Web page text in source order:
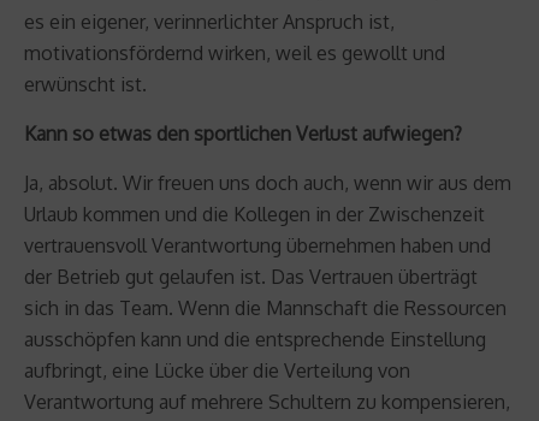
es ein eigener, verinnerlichter Anspruch ist,
motivationsfördernd wirken, weil es gewollt und
erwünscht ist.
Kann so etwas den sportlichen Verlust aufwiegen?
Ja, absolut. Wir freuen uns doch auch, wenn wir aus dem
Urlaub kommen und die Kollegen in der Zwischenzeit
vertrauensvoll Verantwortung übernehmen haben und
der Betrieb gut gelaufen ist. Das Vertrauen überträgt
sich in das Team. Wenn die Mannschaft die Ressourcen
ausschöpfen kann und die entsprechende Einstellung
aufbringt, eine Lücke über die Verteilung von
Verantwortung auf mehrere Schultern zu kompensieren,